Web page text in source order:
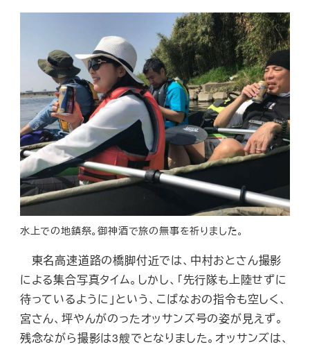
水上での地鎮祭。御神酒で旅の無事を祈りました。
東名高速道路の橋脚付近では、中村おとさん撮影
による集合写真タイム。しかし、「先行隊も上陸せずに
待っているように」という、こばなおの指令も空しく、
宮さん、坪やんがのったオッサンズ号の姿が見えず。
残念ながら撮影は3艘でとなりました。オッサンズは、